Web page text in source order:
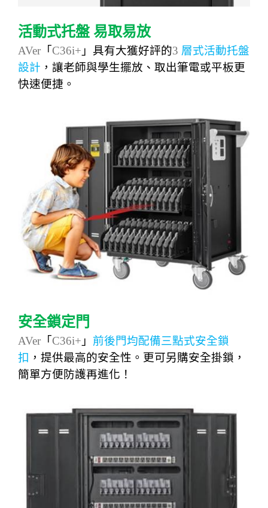
活動式托盤 易取易放
AVer 「C36i+ 」具有大獲好評的3 層式活動托盤
設計 ，讓老師與學生擺放、取出筆電或平板更
快速便捷。
安全鎖定門
AVer 「 C36i+ 」 前後門均配備三點式安全鎖
扣 ，提供最高的安全性。更可另購安全掛鎖，
簡單方便防護再進化！